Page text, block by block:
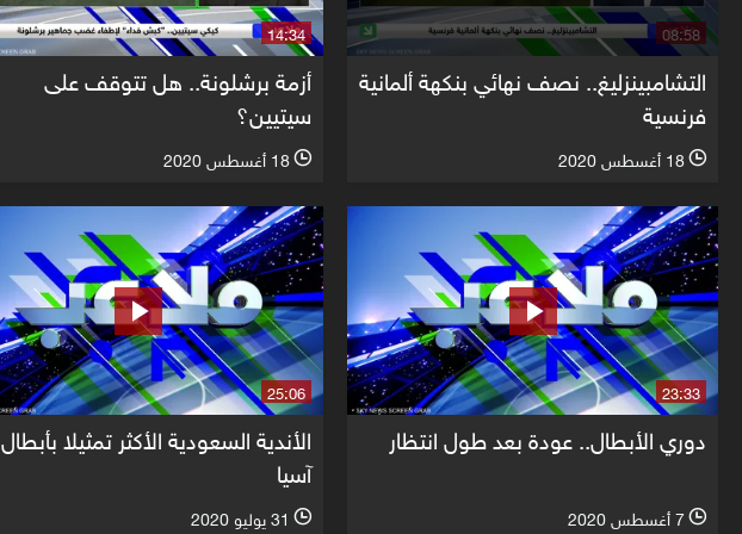
08:58
التشامبينزليغ.. نصف نهائي بنكهة ألمانية
فرنسية
l 18 أغسطس 2020
14:34
أزمة برشلونة.. هل تتوقف على
سيتيين؟
l 18 أغسطس 2020
23:33
دوري الأبطال.. عودة بعد طول انتظار
l 7 أغسطس 2020
25:06
الأندية السعودية الأكثر تمثيلا بأبطال
آسيا
l 31 يوليو 2020